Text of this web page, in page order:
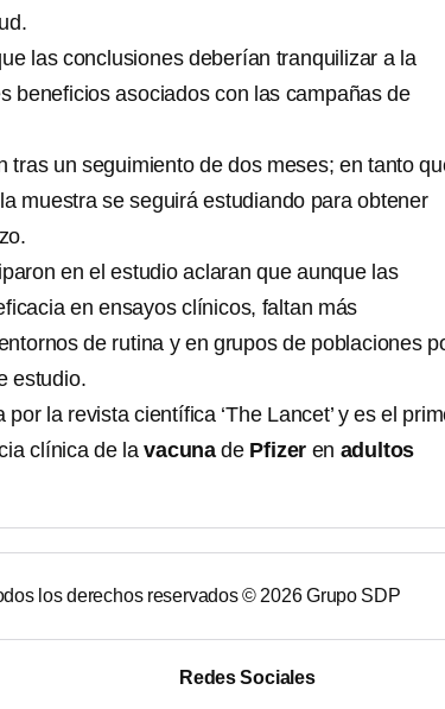
las conclusiones deberían tranquilizar a la
beneficios asociados con las campañas de
tras un seguimiento de dos meses; en tanto
muestra se seguirá estudiando para obtener
en el estudio aclaran que aunque las
en ensayos clínicos, faltan más
de rutina y en grupos de poblaciones
estudio.
la revista científica ‘The Lancet’ y es el
clínica de lavacunade Pfizer en adultos
los derechos reservados © 2026Grupo SDP
Redes Sociales